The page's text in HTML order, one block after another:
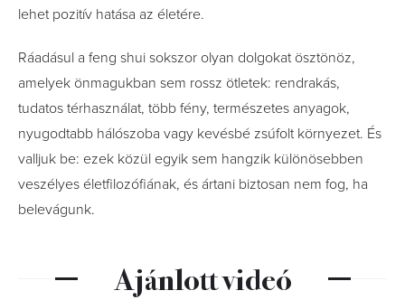
lehet pozitív hatása az életére.
Ráadásul a feng shui sokszor olyan dolgokat ösztönöz,
amelyek önmagukban sem rossz ötletek: rendrakás,
tudatos térhasználat, több fény, természetes anyagok,
nyugodtabb hálószoba vagy kevésbé zsúfolt környezet. És
valljuk be: ezek közül egyik sem hangzik különösebben
veszélyes életfilozófiának, és ártani biztosan nem fog, ha
belevágunk.
Ajánlott videó